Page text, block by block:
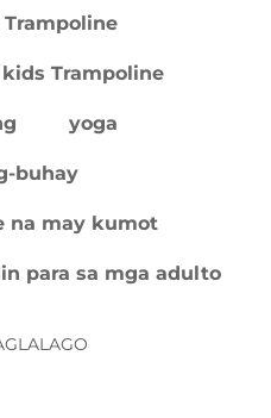
kids Trampoline
yoga
buhay
na may kumot
para sa mga adulto